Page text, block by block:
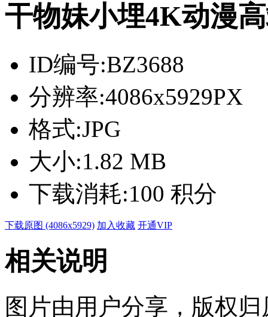
干物妹小埋4K动漫
ID编号:BZ3688
分辨率:4086x5929PX
格式:JPG
大小:1.82 MB
下载消耗:100 积分
下载原图 (4086x5929) 加入收藏 开通VIP
相关说明
图片由用户分享，版权